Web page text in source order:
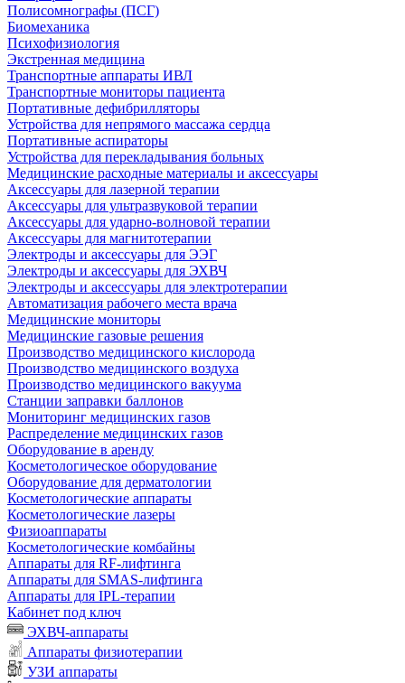
Полисомнографы (ПСГ)
Биомеханика
Психофизиология
Экстренная медицина
Транспортные аппараты ИВЛ
Транспортные мониторы пациента
Портативные дефибрилляторы
Устройства для непрямого массажа сердца
Портативные аспираторы
Устройства для перекладывания больных
Медицинские расходные материалы и аксессуары
Аксессуары для лазерной терапии
Аксессуары для ультразвуковой терапии
Аксессуары для ударно-волновой терапии
Аксессуары для магнитотерапии
Электроды и аксессуары для ЭЭГ
Электроды и аксессуары для ЭХВЧ
Электроды и аксессуары для электротерапии
Автоматизация рабочего места врача
Медицинские мониторы
Медицинские газовые решения
Производство медицинского кислорода
Производство медицинского воздуха
Производство медицинского вакуума
Станции заправки баллонов
Мониторинг медицинских газов
Распределение медицинских газов
Оборудование в аренду
Косметологическое оборудование
Оборудование для дерматологии
Косметологические аппараты
Косметологические лазеры
Физиоаппараты
Косметологические комбайны
Аппараты для RF-лифтинга
Аппараты для SMAS-лифтинга
Аппараты для IPL-терапии
Кабинет под ключ
ЭХВЧ-аппараты
Аппараты физиотерапии
УЗИ аппараты